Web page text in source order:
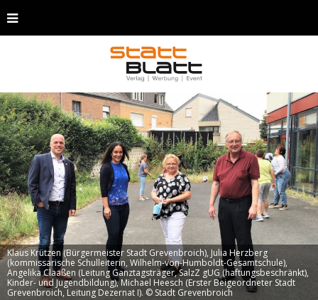
Klaus Krützen (Bürgermeister Stadt Grevenbroich), Julia Herzberg
(kommissarische Schulleiterin, Wilhelm-von-Humboldt-Gesamtschule),
Angelika Claaßen (Leitung Ganztagsträger, SalzZ gUG (haftungsbeschränkt),
Kinder- und Jugendbildung), Michael Heesch (Erster Beigeordneter Stadt
Grevenbroich, Leitung Dezernat I). © Stadt Grevenbroich